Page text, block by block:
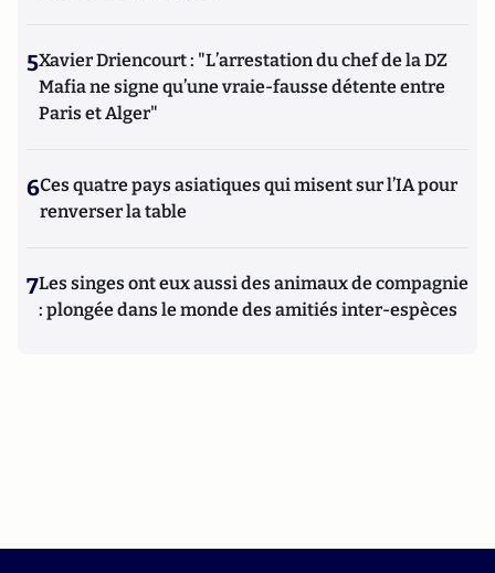
5Xavier Driencourt : "L’arrestation du chef de la DZ
Mafia ne signe qu’une vraie-fausse détente entre
Paris et Alger"
6Ces quatre pays asiatiques qui misent sur l’IA pour
renverser la table
7Les singes ont eux aussi des animaux de compagnie
: plongée dans le monde des amitiés inter-espèces